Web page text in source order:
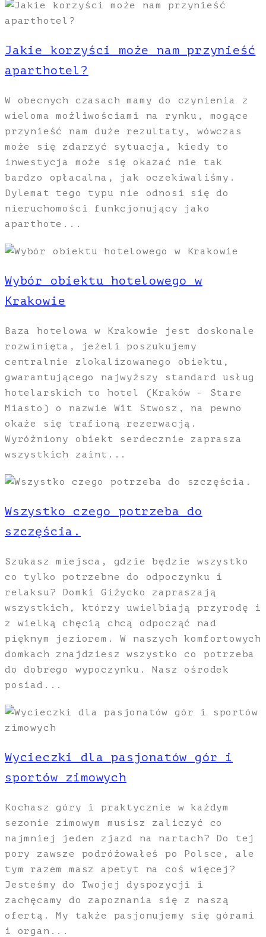
Jakie korzyści może nam przynieść
aparthotel?
W obecnych czasach mamy do czynienia z
wieloma możliwościami na rynku, mogące
przynieść nam duże rezultaty, wówczas
może się zdarzyć sytuacja, kiedy to
inwestycja może się okazać nie tak
bardzo opłacalna, jak oczekiwaliśmy.
Dylemat tego typu nie odnosi się do
nieruchomości funkcjonujący jako
aparthote...
Wybór obiektu hotelowego w
Krakowie
Baza hotelowa w Krakowie jest doskonale
rozwinięta, jeżeli poszukujemy
centralnie zlokalizowanego obiektu,
gwarantującego najwyższy standard usług
hotelarskich to hotel (Kraków - Stare
Miasto) o nazwie Wit Stwosz, na pewno
okaże się trafioną rezerwacją.
Wyróżniony obiekt serdecznie zaprasza
wszystkich zaint...
Wszystko czego potrzeba do
szczęścia.
Szukasz miejsca, gdzie będzie wszystko
co tylko potrzebne do odpoczynku i
relaksu? Domki Giżycko zapraszają
wszystkich, którzy uwielbiają przyrodę i
z wielką chęcią chcą odpocząć nad
pięknym jeziorem. W naszych komfortowych
domkach znajdziesz wszystko co potrzeba
do dobrego wypoczynku. Nasz ośrodek
posiad...
Wycieczki dla pasjonatów gór i
sportów zimowych
Kochasz góry i praktycznie w każdym
sezonie zimowym musisz zaliczyć co
najmniej jeden zjazd na nartach? Do tej
pory zawsze podróżowałeś po Polsce, ale
tym razem masz apetyt na coś więcej?
Jesteśmy do Twojej dyspozycji i
zachęcamy do zapoznania się z naszą
ofertą. My także pasjonujemy się górami
i organ...